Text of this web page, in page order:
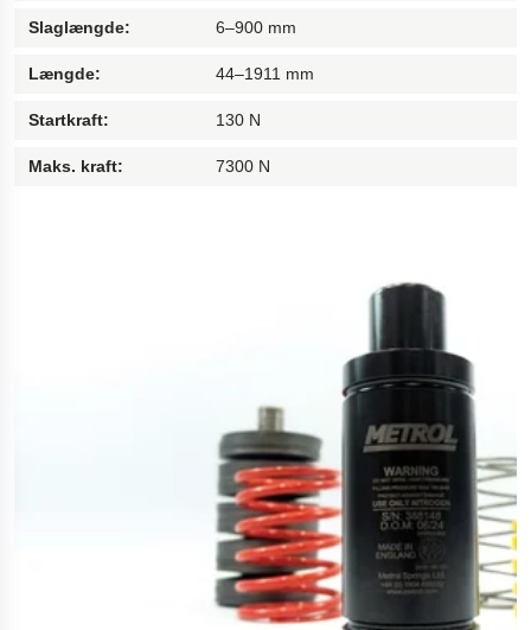
Slaglængde: 6–900 mm
Længde: 44–1911 mm
Startkraft: 130 N
Maks. kraft: 7300 N